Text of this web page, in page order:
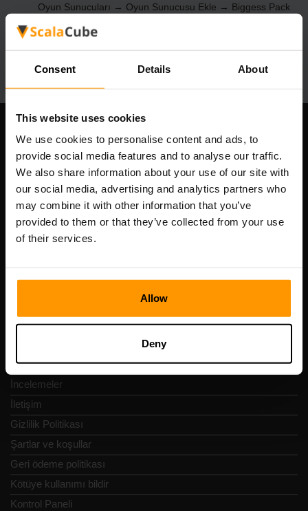
Consent Details About
This website uses cookies
We use cookies to personalise content and ads, to
provide social media features and to analyse our traffic.
We also share information about your use of our site with
our social media, advertising and analytics partners who
may combine it with other information that you’ve
provided to them or that they’ve collected from your use
of their services.
Allow
Deny
Oyun Sunucuları → Oyun Sunucusu Ekle → Biggess Pack
Sunucuda oynamanın tadını çıkarın!
Şirketimiz
Scalable Hosting Solutions OÜ
Tescil kodu: 14652605
KDV numarası: EE102133820
İncelemeler
İletişim
Gizlilik Politikası
Şartlar ve koşullar
Geri ödeme politikası
Kötüye kullanımı bildir
Kontrol Paneli